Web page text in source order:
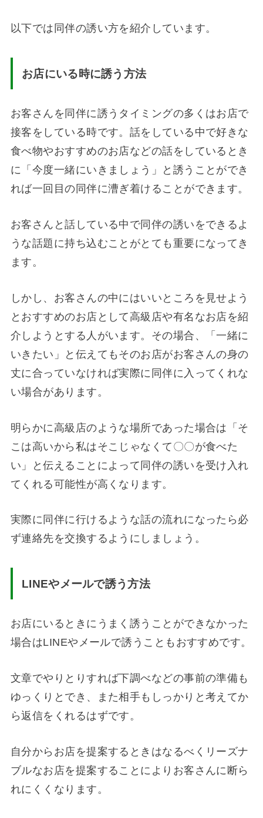
以下では同伴の誘い方を紹介しています。
お店にいる時に誘う方法
お客さんを同伴に誘うタイミングの多くはお店で
接客をしている時です。話をしている中で好きな
食べ物やおすすめのお店などの話をしているとき
に「今度一緒にいきましょう」と誘うことができ
れば一回目の同伴に漕ぎ着けることができます。
お客さんと話している中で同伴の誘いをできるよ
うな話題に持ち込むことがとても重要になってき
ます。
しかし、お客さんの中にはいいところを見せよう
とおすすめのお店として高級店や有名なお店を紹
介しようとする人がいます。その場合、「一緒に
いきたい」と伝えてもそのお店がお客さんの身の
丈に合っていなければ実際に同伴に入ってくれな
い場合があります。
明らかに高級店のような場所であった場合は「そ
こは高いから私はそこじゃなくて〇〇が食べた
い」と伝えることによって同伴の誘いを受け入れ
てくれる可能性が高くなります。
実際に同伴に行けるような話の流れになったら必
ず連絡先を交換するようにしましょう。
LINEやメールで誘う方法
お店にいるときにうまく誘うことができなかった
場合はLINEやメールで誘うこともおすすめです。
文章でやりとりすれば下調べなどの事前の準備も
ゆっくりとでき、また相手もしっかりと考えてか
ら返信をくれるはずです。
自分からお店を提案するときはなるべくリーズナ
ブルなお店を提案することによりお客さんに断ら
れにくくなります。